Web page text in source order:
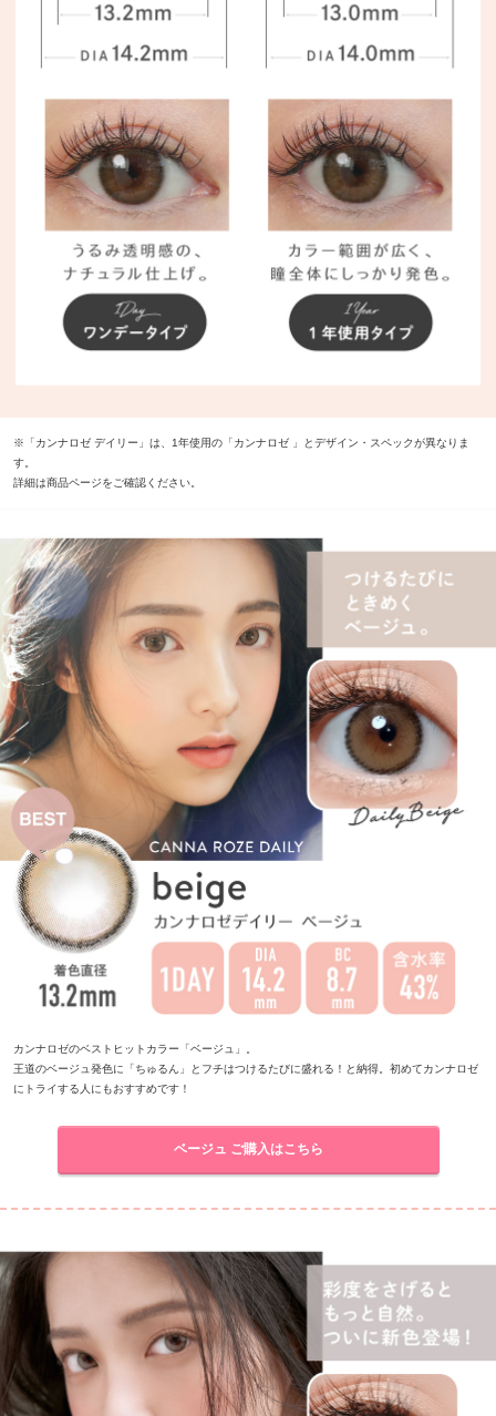
※「カンナロゼ デイリー」は、1年使用の「カンナロゼ 」とデザイン・スペックが異なりま
す。
詳細は商品ページをご確認ください。
カンナロゼのベストヒットカラー「ベージュ」。
王道のベージュ発色に「ちゅるん」とフチはつけるたびに盛れる！と納得。初めてカンナロゼ
にトライする人にもおすすめです！
ベージュ ご購入はこちら